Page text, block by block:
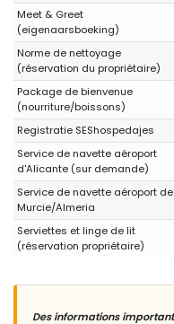
Meet & Greet
(eigenaarsboeking)
Norme de nettoyage
(réservation du propriétaire)
Package de bienvenue
(nourriture/boissons)
Registratie SEShospedajes
Service de navette aéroport
d'Alicante (sur demande)
Service de navette aéroport de
Murcie/Almeria
Serviettes et linge de lit
(réservation propriétaire)
Des informations